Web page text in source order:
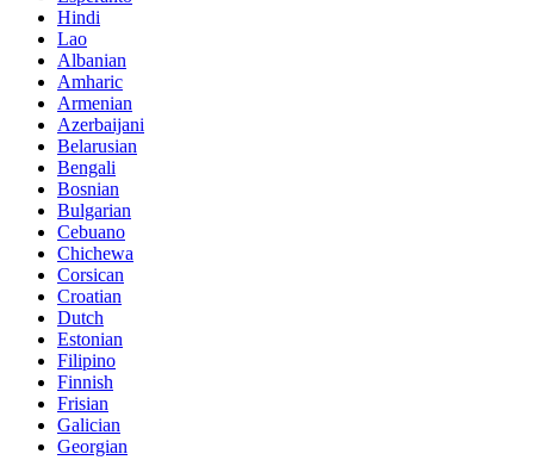
Hindi
Lao
Albanian
Amharic
Armenian
Azerbaijani
Belarusian
Bengali
Bosnian
Bulgarian
Cebuano
Chichewa
Corsican
Croatian
Dutch
Estonian
Filipino
Finnish
Frisian
Galician
Georgian